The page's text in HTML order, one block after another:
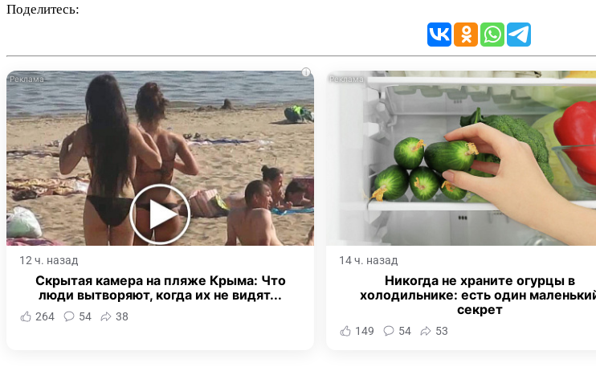
Поделитесь:
i
12 ч. назад
Скрытая камера на пляже Крыма: Что
люди вытворяют, когда их не видят...
264 54 38
14 ч. назад
Никогда не храните огурцы в
холодильнике: есть один
секрет
149 54 53